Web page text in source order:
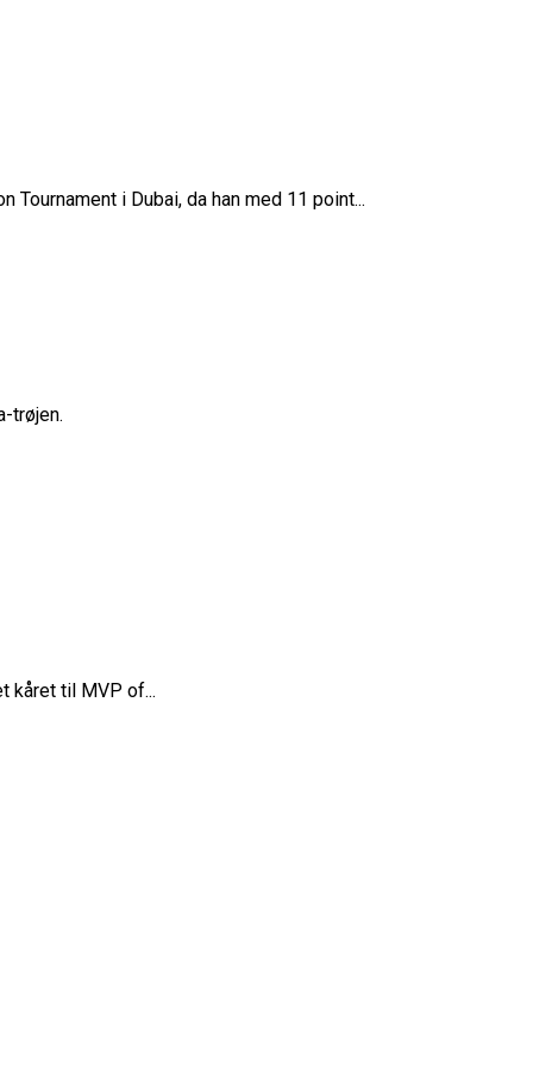
i Dubai, da han med 11 point...
trøjen.
kåret til MVP of...